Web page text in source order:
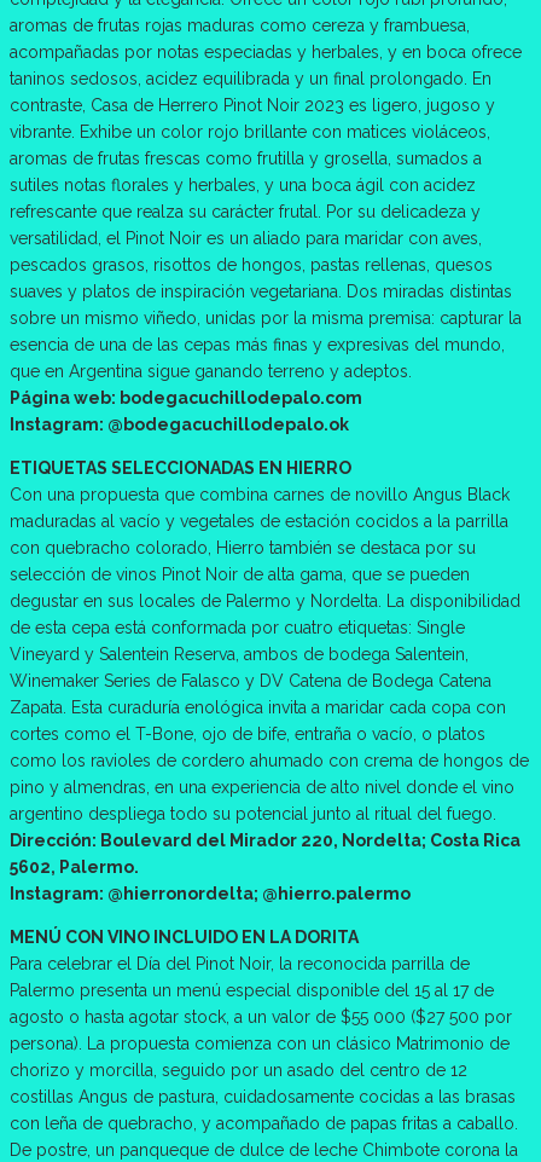
aromas de frutas rojas maduras como cereza y frambuesa,
acompañadas por notas especiadas y herbales, y en boca ofrece
taninos sedosos, acidez equilibrada y un final prolongado. En
contraste, Casa de Herrero Pinot Noir 2023 es ligero, jugoso y
vibrante. Exhibe un color rojo brillante con matices violáceos,
aromas de frutas frescas como frutilla y grosella, sumados a
sutiles notas florales y herbales, y una boca ágil con acidez
refrescante que realza su carácter frutal. Por su delicadeza y
versatilidad, el Pinot Noir es un aliado para maridar con aves,
pescados grasos, risottos de hongos, pastas rellenas, quesos
suaves y platos de inspiración vegetariana. Dos miradas distintas
sobre un mismo viñedo, unidas por la misma premisa: capturar la
esencia de una de las cepas más finas y expresivas del mundo,
que en Argentina sigue ganando terreno y adeptos.
Página web: bodegacuchillodepalo.com
Instagram: @bodegacuchillodepalo.ok
ETIQUETAS SELECCIONADAS EN HIERRO
Con una propuesta que combina carnes de novillo Angus Black
maduradas al vacío y vegetales de estación cocidos a la parrilla
con quebracho colorado, Hierro también se destaca por su
selección de vinos Pinot Noir de alta gama, que se pueden
degustar en sus locales de Palermo y Nordelta. La disponibilidad
de esta cepa está conformada por cuatro etiquetas: Single
Vineyard y Salentein Reserva, ambos de bodega Salentein,
Winemaker Series de Falasco y DV Catena de Bodega Catena
Zapata. Esta curaduría enológica invita a maridar cada copa con
cortes como el T-Bone, ojo de bife, entraña o vacío, o platos
como los ravioles de cordero ahumado con crema de hongos de
pino y almendras, en una experiencia de alto nivel donde el vino
argentino despliega todo su potencial junto al ritual del fuego.
Dirección: Boulevard del Mirador 220, Nordelta; Costa Rica
5602, Palermo.
Instagram: @hierronordelta; @hierro.palermo
MENÚ CON VINO INCLUIDO EN LA DORITA
Para celebrar el Día del Pinot Noir, la reconocida parrilla de
Palermo presenta un menú especial disponible del 15 al 17 de
agosto o hasta agotar stock, a un valor de $55 000 ($27 500 por
persona). La propuesta comienza con un clásico Matrimonio de
chorizo y morcilla, seguido por un asado del centro de 12
costillas Angus de pastura, cuidadosamente cocidas a las brasas
con leña de quebracho, y acompañado de papas fritas a caballo.
De postre, un panqueque de dulce de leche Chimbote corona la